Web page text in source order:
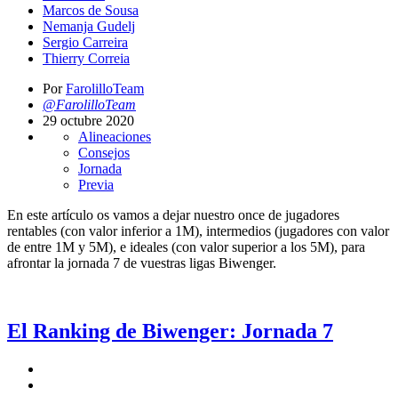
Marcos de Sousa
Nemanja Gudelj
Sergio Carreira
Thierry Correia
PorFarolilloTeam
@FarolilloTeam
29 octubre 2020
Alineaciones
Consejos
Jornada
Previa
En este artículo os vamos a dejar nuestro once de jugadores
rentables (con valor inferior a 1M), intermedios (jugadores con valor
de entre 1M y 5M), e ideales (con valor superior a los 5M), para
afrontar la jornada 7 de vuestras ligas Biwenger.
El Ranking de Biwenger: Jornada 7